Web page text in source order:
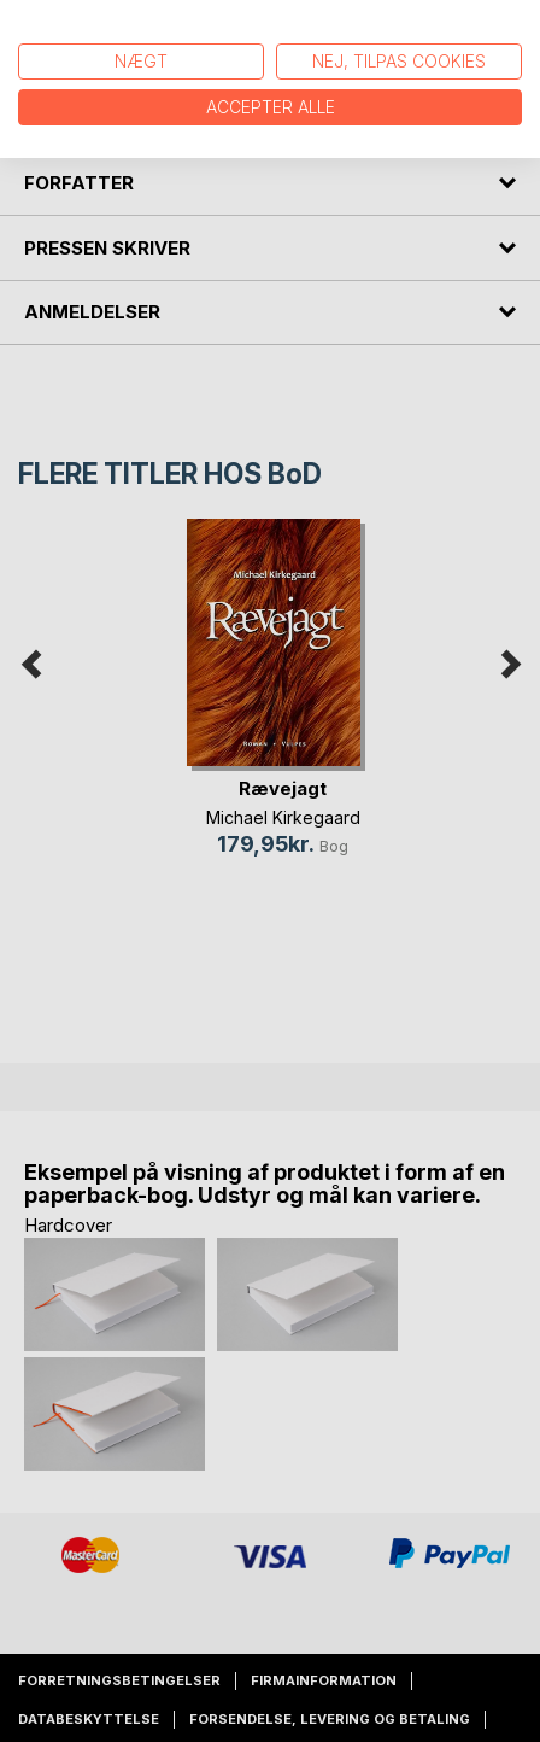
sider. Skæbner flettes sammen i et univers hvor
overnaturlige evner og menneskelig skrøbelighed kolliderer
i en hæsblæsende fortælling om magt og ære, bedrag og
FORFATTER
PRESSEN SKRIVER
ANMELDELSER
FLERE TITLER HOS BoD
Rævejagt
Michael Kirkegaard
179,95kr. Bog
Eksempel på visning af produktet i form af en
paperback-bog. Udstyr og mål kan variere.
Hardcover
FORRETNINGSBETINGELSER FIRMAINFORMATION
DATABESKYTTELSE FORSENDELSE, LEVERING OG BETALING
NÆGT NEJ, TILPAS COOKIES
ACCEPTER ALLE